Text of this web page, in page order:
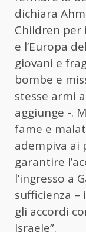
dichiara
Children per
e l’Europa
giovani e
bombe e
stesse armi
aggiunge -.
fame e
adempiva ai
garantire
l’ingresso a
sufficienza
gli accordi
Israele”.